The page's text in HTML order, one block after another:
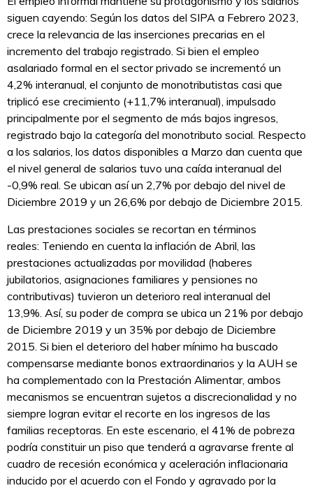
siguen cayendo: Según los datos del SIPA a Febrero 2023,
crece la relevancia de las inserciones precarias en el
incremento del trabajo registrado. Si bien el empleo
asalariado formal en el sector privado se incrementó un
4,2% interanual, el conjunto de monotributistas casi que
triplicó ese crecimiento (+11,7% interanual), impulsado
principalmente por el segmento de más bajos ingresos,
registrado bajo la categoría del monotributo social. Respecto
a los salarios, los datos disponibles a Marzo dan cuenta que
el nivel general de salarios tuvo una caída interanual del
-0,9% real. Se ubican así un 2,7% por debajo del nivel de
Diciembre 2019 y un 26,6% por debajo de Diciembre 2015.
Las prestaciones sociales se recortan en términos
reales: Teniendo en cuenta la inflación de Abril, las
prestaciones actualizadas por movilidad (haberes
jubilatorios, asignaciones familiares y pensiones no
contributivas) tuvieron un deterioro real interanual del
13,9%. Así, su poder de compra se ubica un 21% por debajo
de Diciembre 2019 y un 35% por debajo de Diciembre
2015. Si bien el deterioro del haber mínimo ha buscado
compensarse mediante bonos extraordinarios y la AUH se
ha complementado con la Prestación Alimentar, ambos
mecanismos se encuentran sujetos a discrecionalidad y no
siempre logran evitar el recorte en los ingresos de las
familias receptoras. En este escenario, el 41% de pobreza
podría constituir un piso que tenderá a agravarse frente al
cuadro de recesión económica y aceleración inflacionaria
inducido por el acuerdo con el Fondo y agravado por la